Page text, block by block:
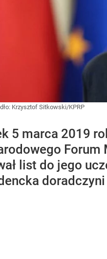
Krzysztof Sitkowski/KPRP
5 marca 2019
Forum
list do jego